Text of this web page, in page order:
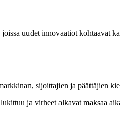
uudet innovaatiot kohtaavat
sijoittajien ja päättäjien
ja virheet alkavat maksaa